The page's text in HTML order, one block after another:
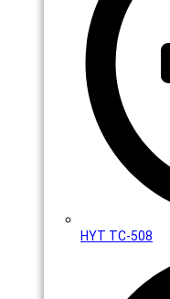
HYT TC-508